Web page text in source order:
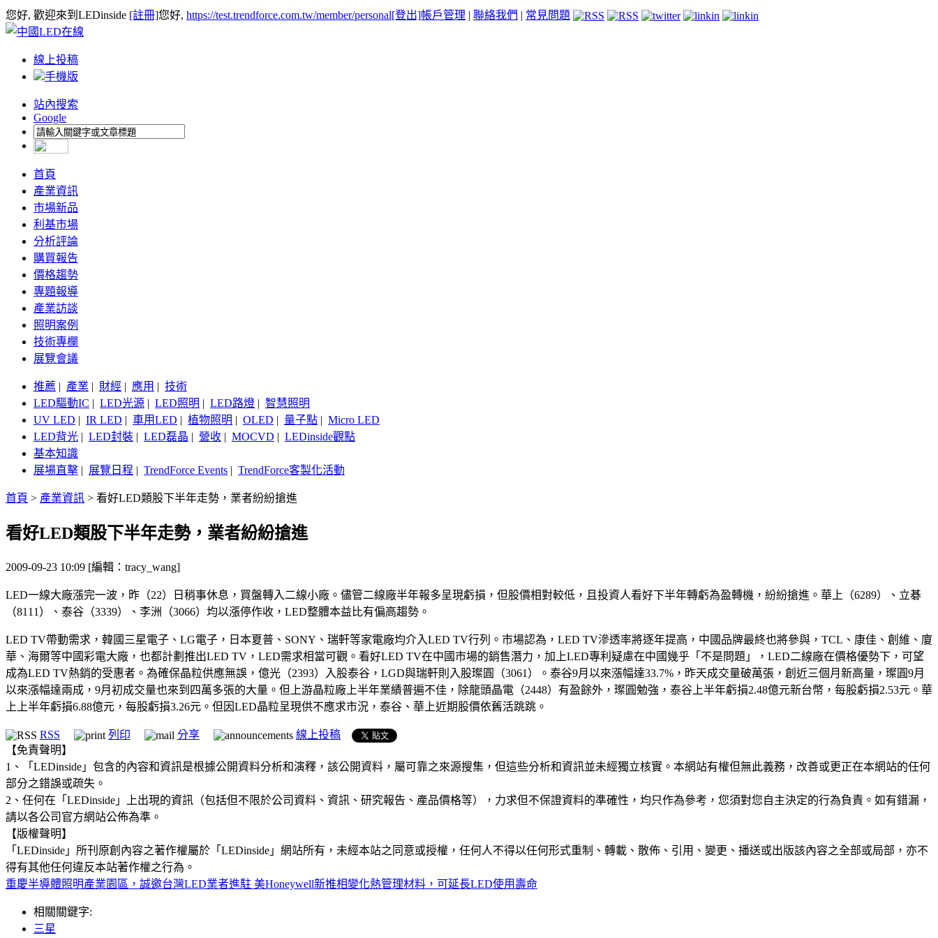
您好, 歡迎來到LEDinside [註冊]您好, https://test.trendforce.com.tw/member/personal[登出]帳戶管理 | 聯絡我們 | 常見問題
線上投稿
手機版
站內搜索
Google
首頁
產業資訊
市場新品
利基市場
分析評論
購買報告
價格趨勢
專題報導
產業訪談
照明案例
技術專欄
展覽會議
推薦 | 產業 | 財經 | 應用 | 技術
LED驅動IC | LED光源 | LED照明 | LED路燈 | 智慧照明
UV LED | IR LED | 車用LED | 植物照明 | OLED | 量子點 | Micro LED
LED背光 | LED封裝 | LED磊晶 | 營收 | MOCVD | LEDinside觀點
基本知識
展場直擊 | 展覽日程 | TrendForce Events | TrendForce客製化活動
首頁 > 產業資訊 > 看好LED類股下半年走勢，業者紛紛搶進
看好LED類股下半年走勢，業者紛紛搶進
2009-09-23 10:09 [編輯：tracy_wang]
LED一線大廠漲完一波，昨（22）日稍事休息，買盤轉入二線小廠。儘管二線廠半年報多呈現虧損，但股價相對較低，且投資人看好下半年轉虧為盈轉機，紛紛搶進。華上（6289）、立碁
（8111）、泰谷（3339）、李洲（3066）均以漲停作收，LED整體本益比有偏高趨勢。
LED TV帶動需求，韓國三星電子、LG電子，日本夏普、SONY、瑞軒等家電廠均介入LED TV行列。市場認為，LED TV滲透率將逐年提高，中國品牌最終也將參與，TCL、康佳、創維、廈
華、海爾等中國彩電大廠，也都計劃推出LED TV，LED需求相當可觀。看好LED TV在中國市場的銷售潛力，加上LED專利疑慮在中國幾乎「不是問題」，LED二線廠在價格優勢下，可望
成為LED TV熱銷的受惠者。為確保晶粒供應無誤，億光（2393）入股泰谷，LGD與瑞軒則入股璨圓（3061）。泰谷9月以來漲幅達33.7%，昨天成交量破萬張，創近三個月新高量，璨圓9月
以來漲幅達兩成，9月初成交量也來到四萬多張的大量。但上游晶粒廠上半年業績普遍不佳，除龍頭晶電（2448）有盈餘外，璨圓勉強，泰谷上半年虧損2.48億元新台幣，每股虧損2.53元。華
上上半年虧損6.88億元，每股虧損3.26元。但因LED晶粒呈現供不應求市況，泰谷、華上近期股價依舊活跳跳。
RSS 列印 分享
線上投稿
【免責聲明】
1、「LEDinside」包含的內容和資訊是根據公開資料分析和演釋，該公開資料，屬可靠之來源搜集，但這些分析和資訊並未經獨立核實。本網站有權但無此義務，改善或更正在本網站的任何
部分之錯誤或疏失。
2、任何在「LEDinside」上出現的資訊（包括但不限於公司資料、資訊、研究報告、產品價格等），力求但不保證資料的準確性，均只作為參考，您須對您自主決定的行為負責。如有錯漏，
請以各公司官方網站公佈為準。
【版權聲明】
「LEDinside」所刊原創內容之著作權屬於「LEDinside」網站所有，未經本站之同意或授權，任何人不得以任何形式重制、轉載、散佈、引用、變更、播送或出版該內容之全部或局部，亦不
得有其他任何違反本站著作權之行為。
重慶半導體照明產業園區，誠邀台灣LED業者進駐 美Honeywell新推相變化熱管理材料，可延長LED使用壽命
相關關鍵字:
三星